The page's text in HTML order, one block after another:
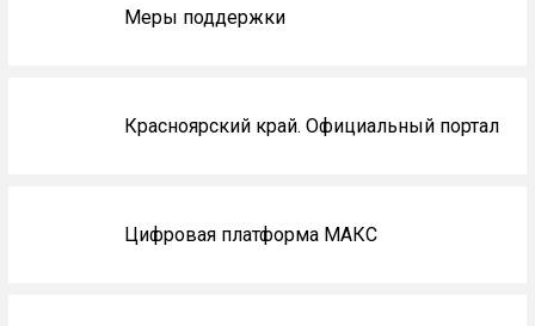
Меры поддержки
Красноярский край. Официальный портал
Цифровая платформа МАКС